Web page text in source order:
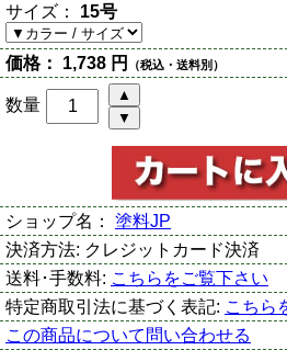
サイズ： 15号
価格： 1,738 円 （税込・送料別）
数量
ショップ名： 塗料JP
決済方法: クレジットカード決済
送料･手数料: こちらをご覧下さい
特定商取引法に基づく表記: こちら
この商品について問い合わせる